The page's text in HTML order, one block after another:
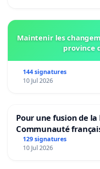
Maintenir les
province
144 signatures
10 Jul 2026
Pour une fusion de
Communauté
Bruxelles)
129 signatures
10 Jul 2026